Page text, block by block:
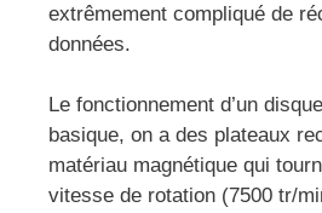
extrêmement compliqué de
données.
Le fonctionnement d’un
basique, on a des plateaux
matériau magnétique qui
vitesse de rotation (7500 tr/